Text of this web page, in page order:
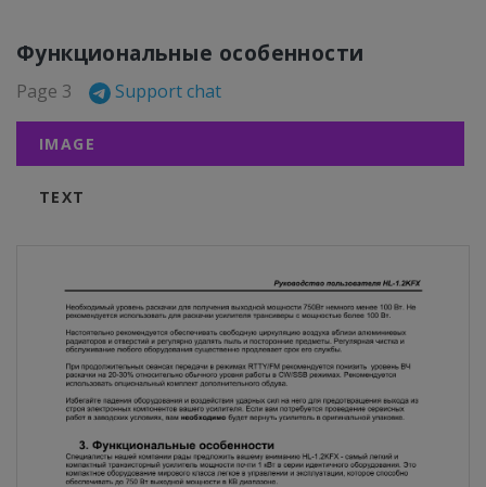
Функциональные особенности
Page 3 Support chat
IMAGE
TEXT